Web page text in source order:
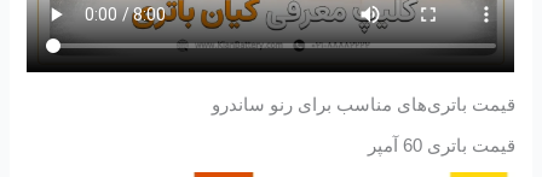
قیمت باتری‌های مناسب برای رنو ساندرو
قیمت باتری 60 آمپر